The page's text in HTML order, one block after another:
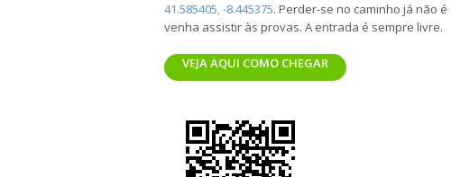
41.585405, -8.445375. Perder-se no caminho já não
venha assistir às provas. A entrada é sempre livre.
VEJA AQUI COMO CHEGAR